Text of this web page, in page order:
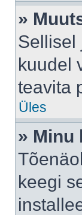
»
Sellisel
kuudel
teavita
Üles
» Minu
keegi